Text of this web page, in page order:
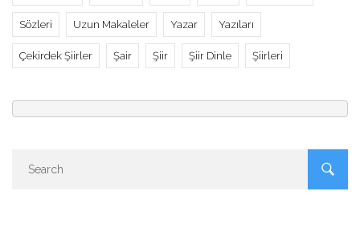
Sözleri Uzun Makaleler Yazar Yazıları
Çekirdek Şiirler Şair Şiir Şiir Dinle Şiirleri